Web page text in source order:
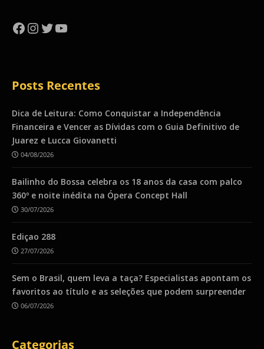
Facebook
Instagram
Twitter
YouTube
Posts Recentes
Dica de Leitura: Como Conquistar a Independência
Financeira e Vencer as Dívidas com o Guia Definitivo de
Juarez e Lucca Giovanetti
04/08/2026
Bailinho do Bossa celebra os 18 anos da casa com palco
360º e noite inédita na Ópera Concept Hall
30/07/2026
Ediçao 288
27/07/2026
Sem o Brasil, quem leva a taça? Especialistas apontam os
favoritos ao título e as seleções que podem surpreender
06/07/2026
Categorias